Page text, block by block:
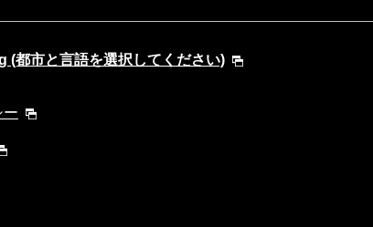
(都市と言語を選択してください)
ー